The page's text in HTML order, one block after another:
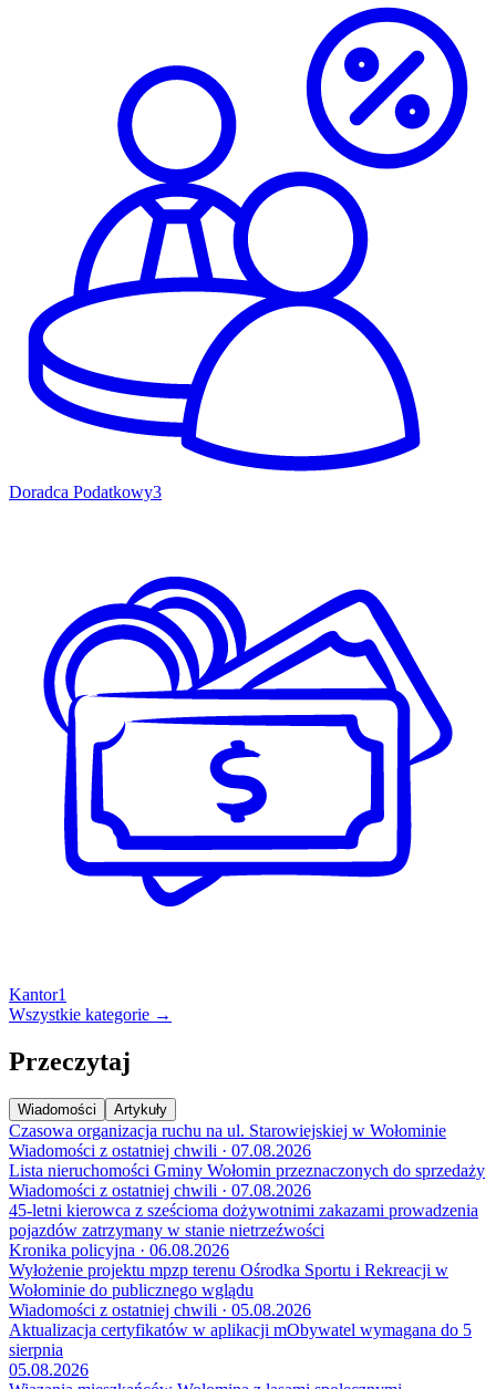
Doradca Podatkowy3
Kantor1
Wszystkie kategorie →
Przeczytaj
Wiadomości Artykuły
Czasowa organizacja ruchu na ul. Starowiejskiej w Wołominie
Wiadomości z ostatniej chwili · 07.08.2026
Lista nieruchomości Gminy Wołomin przeznaczonych do sprzedaży
Wiadomości z ostatniej chwili · 07.08.2026
45-letni kierowca z sześcioma dożywotnimi zakazami prowadzenia
pojazdów zatrzymany w stanie nietrzeźwości
Kronika policyjna · 06.08.2026
Wyłożenie projektu mpzp terenu Ośrodka Sportu i Rekreacji w
Wołominie do publicznego wglądu
Wiadomości z ostatniej chwili · 05.08.2026
Aktualizacja certyfikatów w aplikacji mObywatel wymagana do 5
sierpnia
05.08.2026